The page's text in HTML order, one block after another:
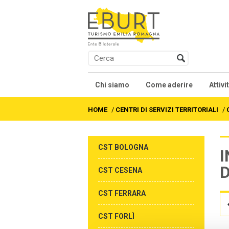
Chi siamo
Presentazione
Come aderire
Contratti collettivi
HOME / CENTRI DI SERVIZI TERRITORIALI /
CST BOLOGNA
CST CESENA
CST FERRARA
CST FORLÌ